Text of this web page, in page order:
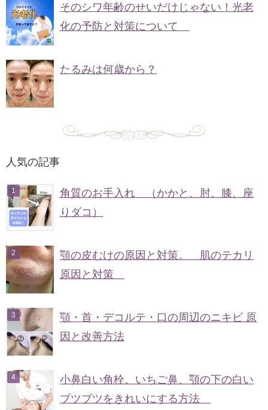
そのシワ年齢のせいだけじゃない！光老
化の予防と対策について
たるみは何歳から？
人気の記事
角質のお手入れ （かかと、肘、膝、座
りダコ）
顎の皮むけの原因と対策。 肌のテカリ
原因と対策
顎・首・デコルテ・口の周辺のニキビ 原
因と改善方法
小鼻白い角栓、いちご鼻、顎の下の白い
ブツブツをきれいにする方法